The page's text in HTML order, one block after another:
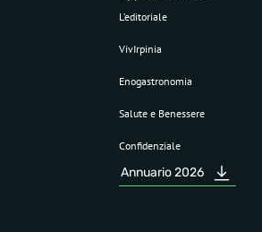
L’editoriale
VivIrpinia
Enogastronomia
Salute e Benessere
Confidenziale
Annuario 2026